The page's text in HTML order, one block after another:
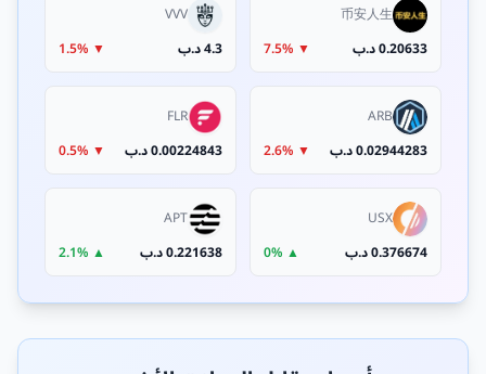
币安人生
0.20633 د.ب
▼ 7.5%
VVV
4.3 د.ب
▼ 1.5%
ARB
0.02944283 د.ب
▼ 2.6%
FLR
0.00224843 د.ب
▼ 0.5%
USX
0.376674 د.ب
▲ 0%
APT
0.221638 د.ب
▲ 2.1%